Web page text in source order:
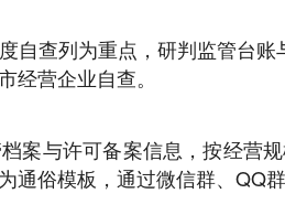
自查列为重点，研判监管台
营企业自查。
案与许可备案信息，按经营
俗模板，通过微信群、QQ